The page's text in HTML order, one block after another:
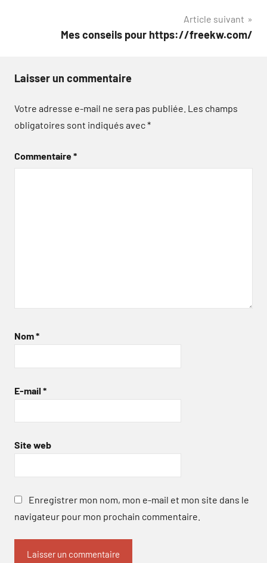
Article suivant
Mes conseils pour https://freekw.com/
Laisser un commentaire
Votre adresse e-mail ne sera pas publiée. Les champs
obligatoires sont indiqués avec*
Commentaire*
Nom*
E-mail *
Site web
Enregistrer mon nom, mon e-mail et mon site dans le
navigateur pour mon prochain commentaire.